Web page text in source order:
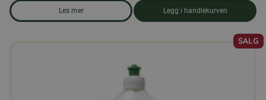
Les mer
om produkten Oppvaskmaskin-tabletter, 100 tabletter
Legg i handlekurven
SALG